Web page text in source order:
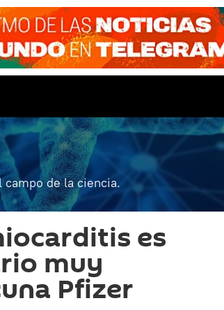
de la ciencia.
es
muy
Pfizer